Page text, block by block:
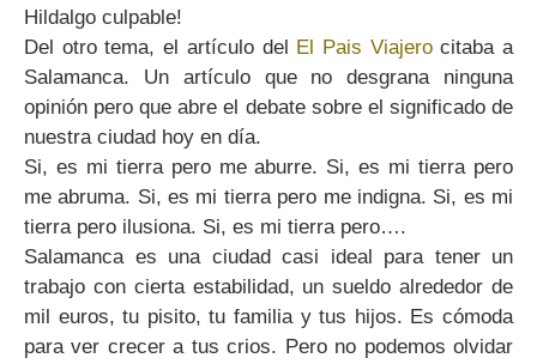
Hildalgo culpable!
Del otro tema, el artículo del El Pais Viajerocitaba a
Salamanca. Un artículo que no desgrana ninguna
opinión pero que abre el debate sobre el significado de
nuestra ciudad hoy en día.
Si, es mi tierra pero me aburre. Si, es mi tierra pero
me abruma. Si, es mi tierra pero me indigna. Si, es mi
tierra pero ilusiona. Si, es mi tierra pero….
Salamanca es una ciudad casi ideal para tener un
trabajo con cierta estabilidad, un sueldo alrededor de
mil euros, tu pisito, tu familia y tus hijos. Es cómoda
para ver crecer a tus crios. Pero no podemos olvidar